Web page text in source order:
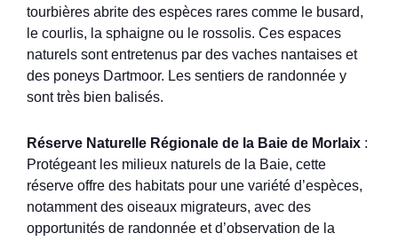
tourbières abrite des espèces rares comme le busard,
le courlis, la sphaigne ou le rossolis. Ces espaces
naturels sont entretenus par des vaches nantaises et
des poneys Dartmoor. Les sentiers de randonnée y
sont très bien balisés.
Réserve Naturelle Régionale de la Baie de Morlaix :
Protégeant les milieux naturels de la Baie, cette
réserve offre des habitats pour une variété d’espèces,
notamment des oiseaux migrateurs, avec des
opportunités de randonnée et d’observation de la